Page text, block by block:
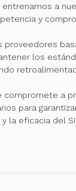
entrenamos a
y
proveedores
los
compromete a
para
la eficacia del